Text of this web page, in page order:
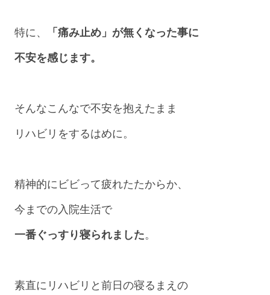
特に、 「痛み止め」が無くなった事に
不安を感じます。
そんなこんなで不安を抱えたまま
リハビリをするはめに。
精神的にビビって疲れたたからか、
今までの入院生活で
一番ぐっすり寝られました。
素直にリハビリと前日の寝るまえの